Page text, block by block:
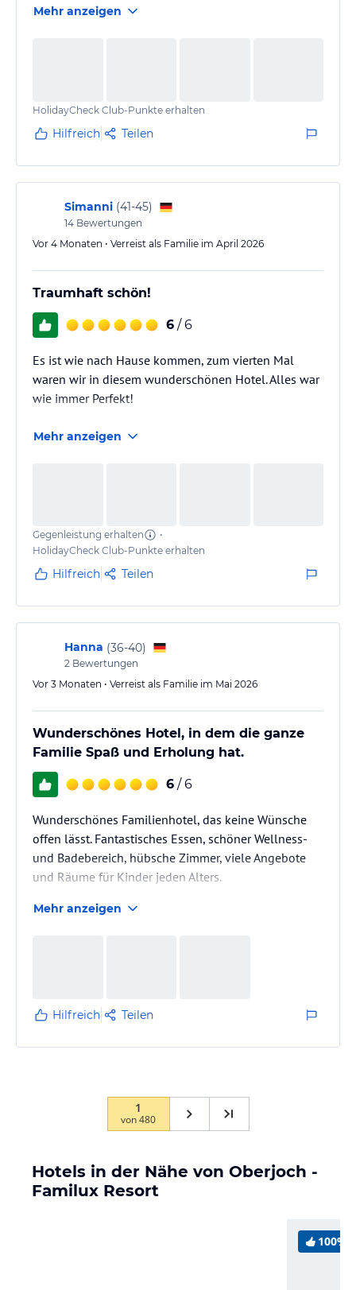
Mehr anzeigen
HolidayCheck Club-Punkte erhalten
Hilfreich Teilen
Simanni (41-45)
14 Bewertungen
Vor 4 Monaten • Verreist als Familie im April 2026
Traumhaft schön!
6 / 6
Es ist wie nach Hause kommen, zum vierten Mal
waren wir in diesem wunderschönen Hotel. Alles war
wie immer Perfekt!
Mehr anzeigen
Gegenleistung erhalten
•
HolidayCheck Club-Punkte erhalten
Hilfreich Teilen
Hanna (36-40)
2 Bewertungen
Vor 3 Monaten • Verreist als Familie im Mai 2026
Wunderschönes Hotel, in dem die ganze
Familie Spaß und Erholung hat.
6 / 6
Wunderschönes Familienhotel, das keine Wünsche
offen lässt. Fantastisches Essen, schöner Wellness-
und Badebereich, hübsche Zimmer, viele Angebote
und Räume für Kinder jeden Alters.
Mehr anzeigen
Hilfreich Teilen
1
von480
Hotels in der Nähe von Oberjoch -
Familux Resort
100%